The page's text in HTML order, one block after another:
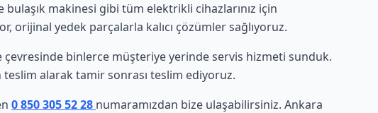
makinesi gibi tüm elektrikli cihazlarınız için
orijinal yedek parçalarla kalıcı çözümler sağlıyoruz.
binlerce müşteriye yerinde servis hizmeti sunduk.
teslim alarak tamir sonrası teslim ediyoruz.
0 850 305 52 28 numaramızdan bize ulaşabilirsiniz. Ankara